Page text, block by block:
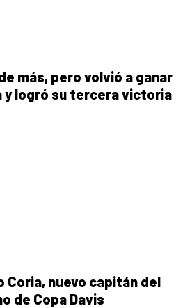
más, pero volvió a ganar
y logró su tercera victoria
Coria, nuevo capitán del
de Copa Davis